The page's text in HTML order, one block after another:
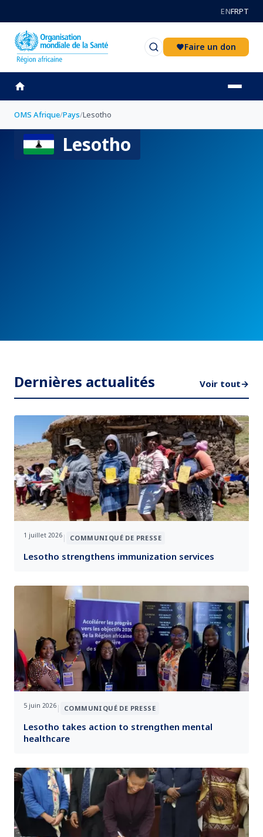
ENFRPT
Faire un don
OMS Afrique/Pays/Lesotho
Lesotho
Dernières actualités Voir tout→
1 juillet 2026 | COMMUNIQUÉ DE PRESSE
Lesotho strengthens immunization services
5 juin 2026 | COMMUNIQUÉ DE PRESSE
Lesotho takes action to strengthen mental
healthcare